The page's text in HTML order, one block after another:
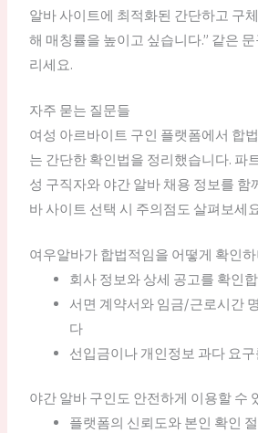
알바 사이트에 최적화된 간단하고 구
해 매칭률을 높이고 싶습니다.” 같은
리세요.
자주 묻는 질문들
여성 아르바이트 구인 플랫폼에서 합
는 간단한 확인법을 정리했습니다. 파
성 구직자와 야간 알바 채용 정보를 함
바 사이트 선택 시 주의점도 살펴보세
여우알바가 합법적임을 어떻게 확인
회사 정보와 상세 공고를 확인
서면 계약서와 임금/근로시간
다
선입금이나 개인정보 과다 요
야간 알바 구인도 안전하게 이용할 수
플랫폼의 신뢰도와 본인 확인